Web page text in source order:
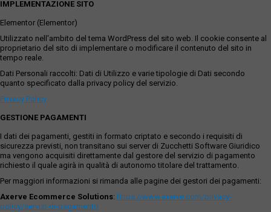
IMPLEMENTAZIONE SITO
Elementor (Elementor)
Utilizzato nell'ambito del tema WordPress del sito web. Il cookie consente al
proprietario del sito di implementare o modificare il contenuto del sito in
tempo reale.
Dati Personali raccolti: Dati di Utilizzo e varie tipologie di Dati secondo
quanto specificato dalla privacy policy del servizio.
Privacy Policy
GESTIONE PAGAMENTI
I dati dei pagamenti, gestiti in formato criptato e secondo i requisiti di
sicurezza previsti, non transitano sui server di Zucchetti Software Giuridico
ma vengono acquisiti direttamente dal gestore del servizio di pagamento
richiesto il quale agirà in qualità di autonomo titolare del trattamento.
Per maggiori informazioni si rimanda alle pagine dei gestori dei pagamenti:
Axerve Ecommerce Solutions: https://www.axerve.com/privacy-
policy/servizi-di-pagamento